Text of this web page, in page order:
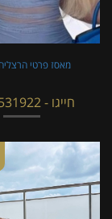
מאסז פרטי הרצליה
חייגו - 0554531922